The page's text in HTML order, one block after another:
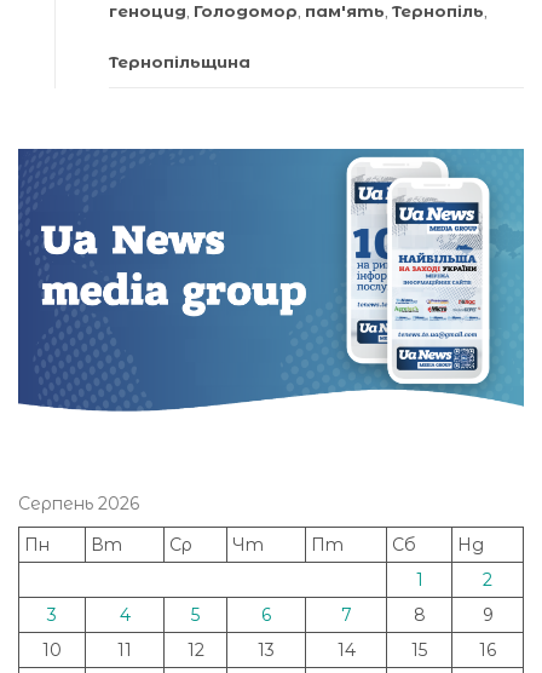
геноцид, Голодомор, пам'ять, Тернопіль,
Тернопільщина
Серпень 2026
Пн
Вт Ср Чт Пт Сб
Нд
1
2
3
4 5 6 7 8
9
10
11 12 13 14 15
16